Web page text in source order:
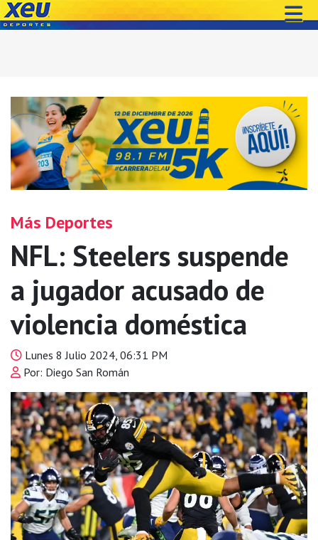
Más Deportes
NFL: Steelers suspende
a jugador acusado de
violencia doméstica
Lunes 8 Julio 2024, 06:31 PM
Por: Diego San Román